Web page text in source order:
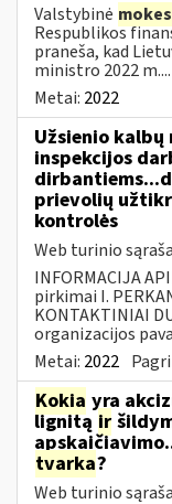
Valstybinė
Respublikos
praneša, kad
ministro 2022 m....
Metai: 2022
Užsienio
inspekcijos
prievolių
kontrolės
Web turinio
INFORMACIJA
pirkimai I.
KONTAKTINIAI
organizacijos
Metai: 2022
Kokia yra
lignitą ir
tvarka?
Web turinio